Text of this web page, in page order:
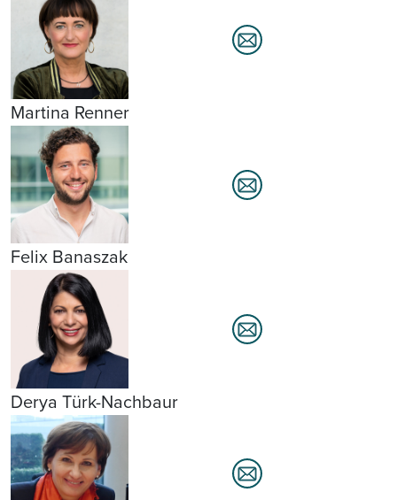
Martina Renner
Felix Banaszak
Derya Türk-Nachbaur